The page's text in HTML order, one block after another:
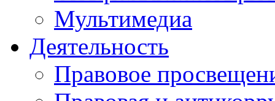
Мультимедиа
Деятельность
Правовое